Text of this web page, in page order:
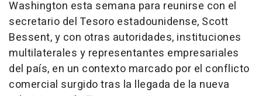
Washington esta semana para reunirse con el
secretario del Tesoro estadounidense, Scott
Bessent, y con otras autoridades, instituciones
multilaterales y representantes empresariales
del país, en un contexto marcado por el conflicto
comercial surgido tras la llegada de la nueva